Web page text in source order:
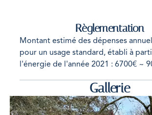
Règlementation
Montant estimé des dépenses
pour un usage standard, établi à
l'énergie de l'année 2021 : 6700€ ~
Gallerie